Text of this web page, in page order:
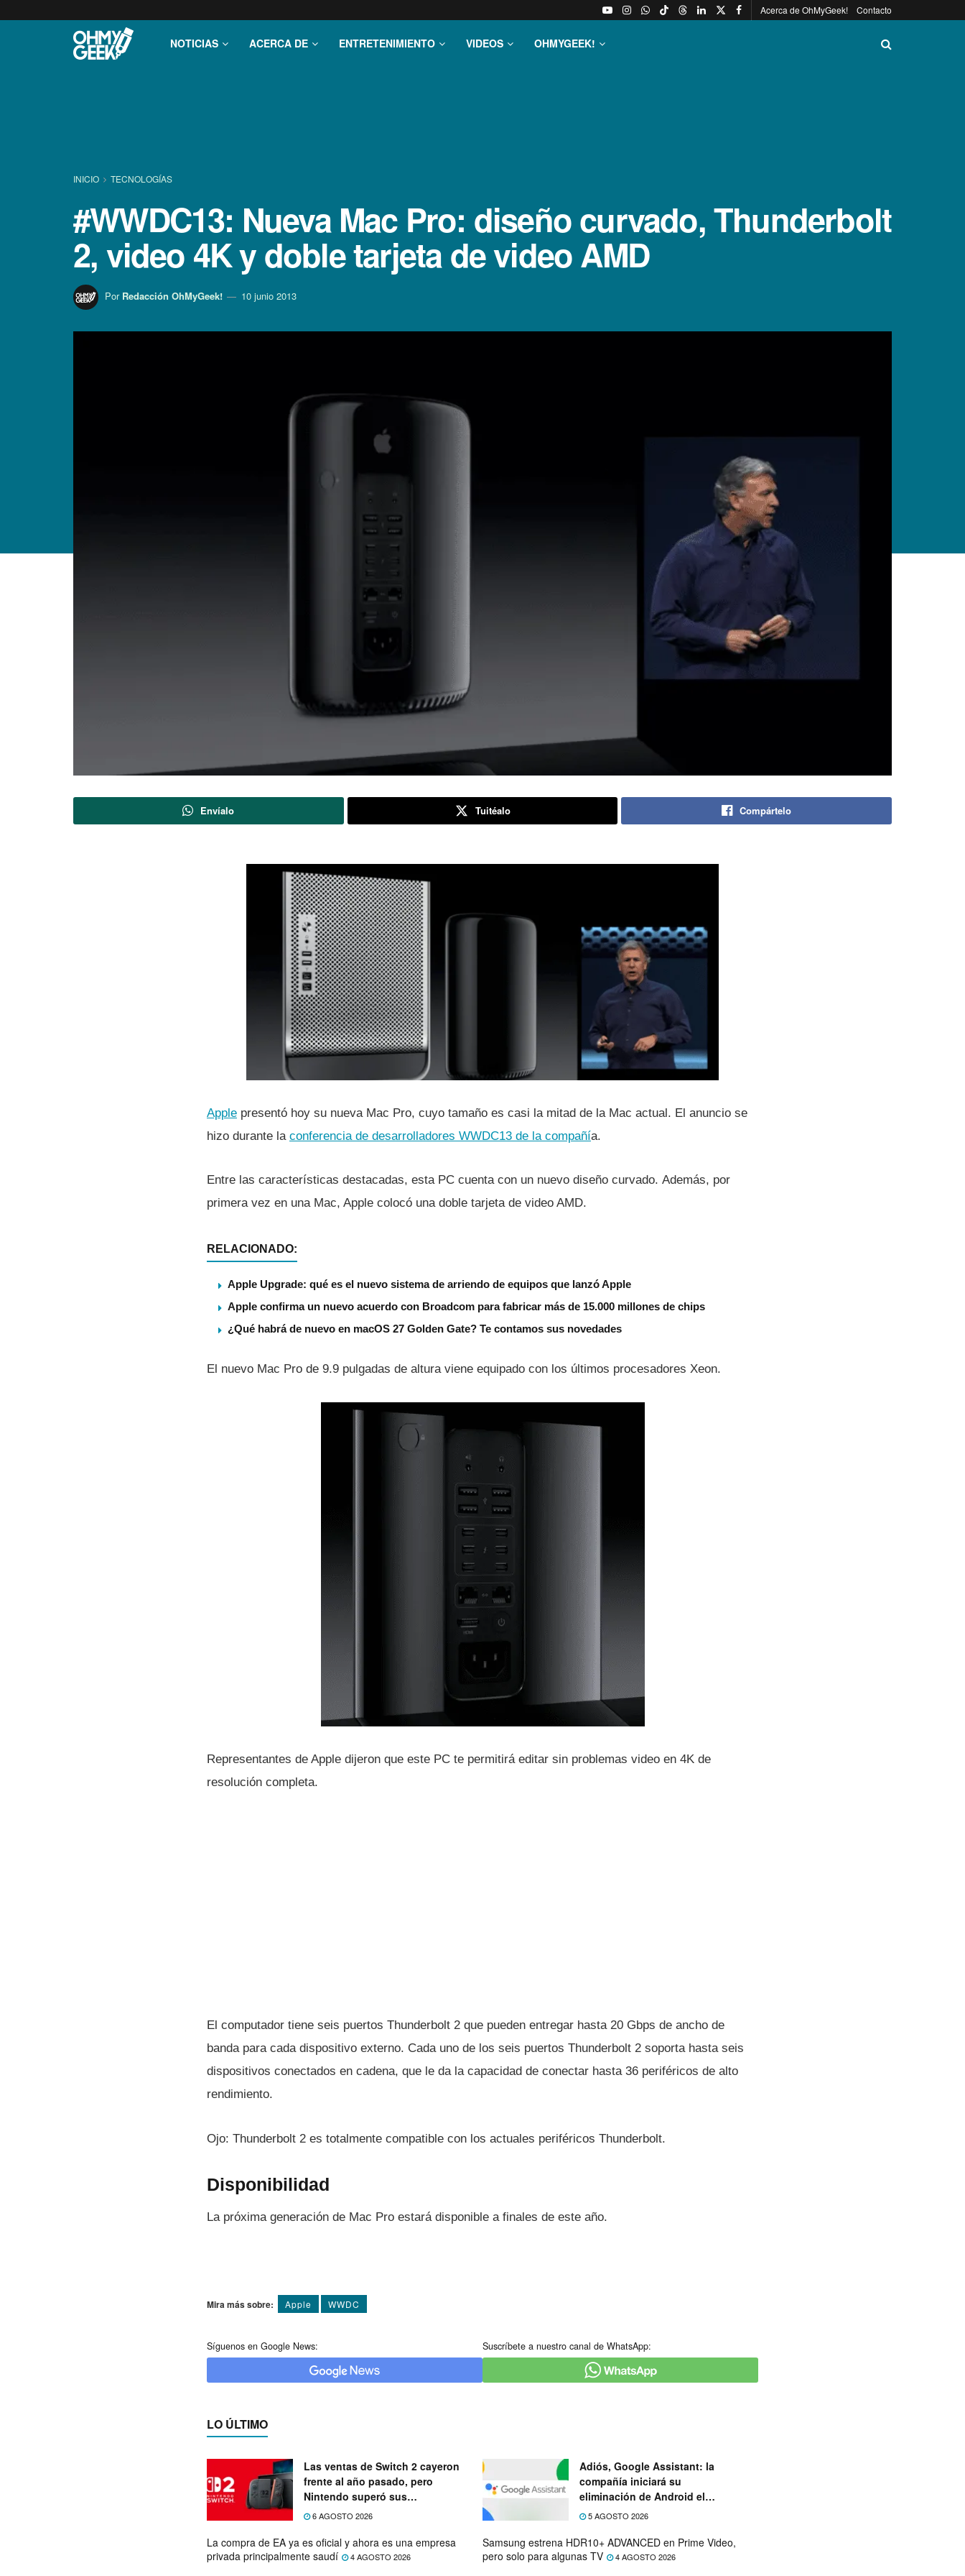
Acerca de OhMyGeek! Contacto
NOTICIAS ACERCA DE ENTRETENIMIENTO VIDEOS OHMYGEEK!
INICIO TECNOLOGÍ­AS
#WWDC13: Nueva Mac Pro: diseño curvado, Thunderbolt
2, video 4K y doble tarjeta de video AMD
Por Redacción OhMyGeek! 10 junio 2013
Envíalo Tuitéalo Compártelo
Apple presentó hoy su nueva Mac Pro, cuyo tamaño es casi la mitad de la Mac actual. El anuncio se
hizo durante la conferencia de desarrolladores WWDC13 de la compañí­a.
Entre las caracterí­sticas destacadas, esta PC cuenta con un nuevo diseño curvado. Además, por
primera vez en una Mac, Apple colocó una doble tarjeta de video AMD.
RELACIONADO:
Apple Upgrade: qué es el nuevo sistema de arriendo de equipos que lanzó Apple
Apple confirma un nuevo acuerdo con Broadcom para fabricar más de 15.000 millones de chips
¿Qué habrá de nuevo en macOS 27 Golden Gate? Te contamos sus novedades
El nuevo Mac Pro de 9.9 pulgadas de altura viene equipado con los últimos procesadores Xeon.
Representantes de Apple dijeron que este PC te permitirá editar sin problemas video en 4K de
resolución completa.
El computador tiene seis puertos Thunderbolt 2 que pueden entregar hasta 20 Gbps de ancho de
banda para cada dispositivo externo. Cada uno de los seis puertos Thunderbolt 2 soporta hasta seis
dispositivos conectados en cadena, que le da la capacidad de conectar hasta 36 periféricos de alto
rendimiento.
Ojo: Thunderbolt 2 es totalmente compatible con los actuales periféricos Thunderbolt.
Disponibilidad
La próxima generación de Mac Pro estará disponible a finales de este año.
Mira más sobre: Apple WWDC
Síguenos en Google News: Suscríbete a nuestro canal de WhatsApp:
LO ÚLTIMO
Las ventas de Switch 2 cayeron
frente al año pasado, pero
Nintendo superó sus
expectativas
6 AGOSTO 2026
Adiós, Google Assistant: la
compañía iniciará su
eliminación de Android el
próximo mes
5 AGOSTO 2026
La compra de EA ya es oficial y ahora es una empresa
privada principalmente saudí
4 AGOSTO 2026
Samsung estrena HDR10+ ADVANCED en Prime Video,
pero solo para algunas TV
4 AGOSTO 2026